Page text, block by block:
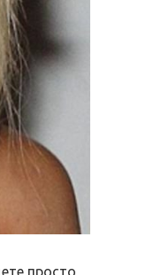
просто